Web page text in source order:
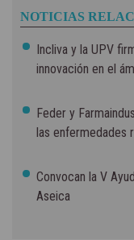
NOTICIAS
Incliva y la UPV
innovación en el
Feder y
las enfermedades
Convocan la V
Aseica